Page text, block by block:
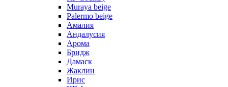
Muraya beige
Palermo beige
Амалия
Андалусия
Арома
Бридж
Дамаск
Жаклин
Ирис